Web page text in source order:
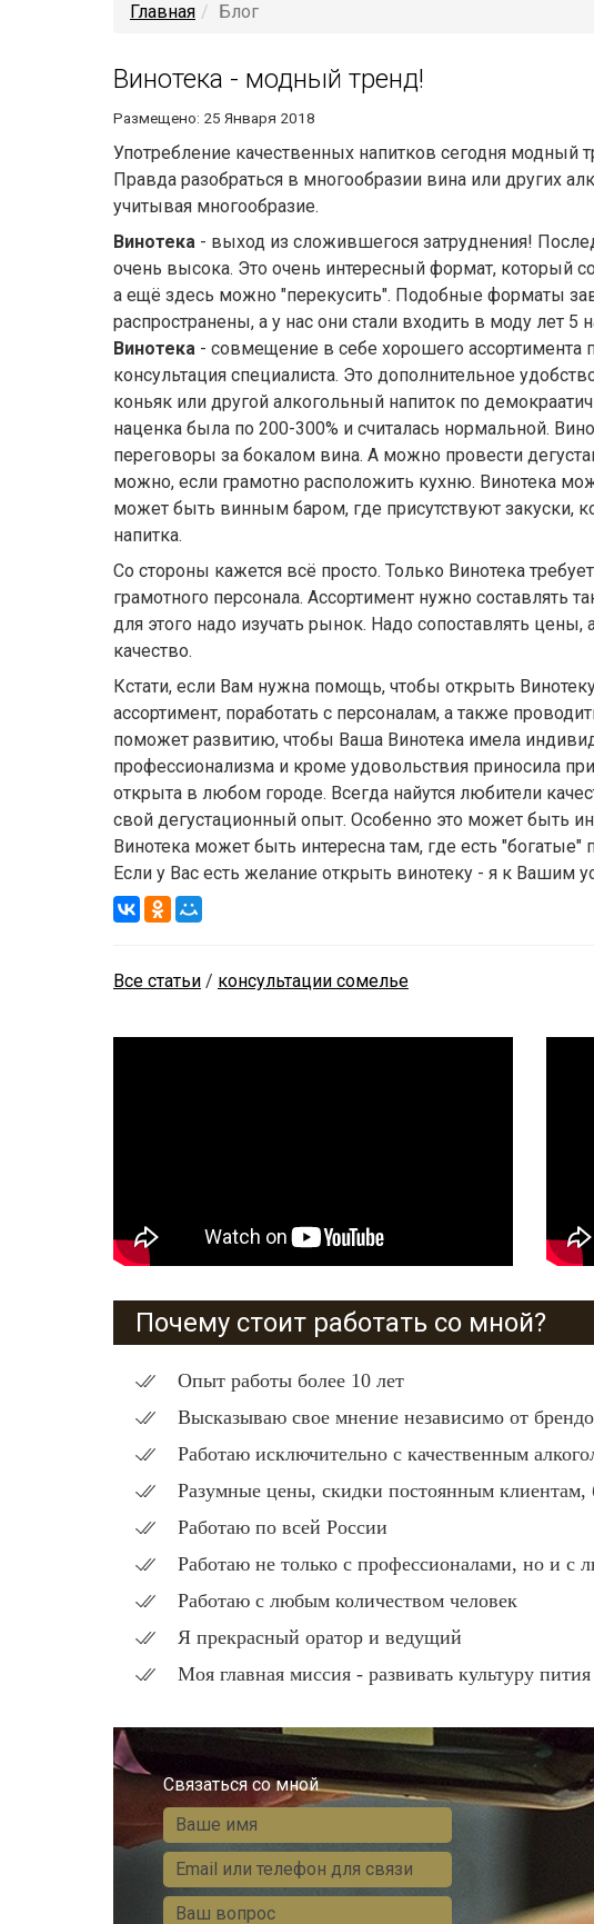
Главная Блог
Винотека - модный тренд!
Размещено: 25 Января 2018
Употребление качественных напитков сегодня модный
Правда разобраться в многообразии вина или других
учитывая многообразие.
Винотека - выход из сложившегося затруднения!
очень высока. Это очень интересный формат, который
а ещё здесь можно "перекусить". Подобные форматы
распространены, а у нас они стали входить в моду лет 5
Винотека - совмещение в себе хорошего ассортимента
консультация специалиста. Это дополнительное
коньяк или другой алкогольный напиток по
наценка была по 200-300% и считалась нормальной.
переговоры за бокалом вина. А можно провести
можно, если грамотно расположить кухню. Винотека
может быть винным баром, где присутствуют закуски,
напитка.
Со стороны кажется всё просто. Только Винотека
грамотного персонала. Ассортимент нужно составлять
для этого надо изучать рынок. Надо сопоставлять
качество.
Кстати, если Вам нужна помощь, чтобы открыть
ассортимент, поработать с персоналам, а также
поможет развитию, чтобы Ваша Винотека имела
профессионализма и кроме удовольствия приносила
открыта в любом городе. Всегда найутся любители
свой дегустационный опыт. Особенно это может быть
Винотека может быть интересна там, где есть "богатые"
Если у Вас есть желание открыть винотеку - я к Вашим
Все статьи / консультации сомелье
Почему стоит работать со мной?
Опыт работы более 10 лет
Высказываю свое мнение независимо от
Работаю исключительно с качественным
Разумные цены, скидки постоянным клиентам,
Работаю по всей России
Работаю не только с профессионалами, но и с
Работаю с любым количеством человек
Я прекрасный оратор и ведущий
Моя главная миссия - развивать культуру пития
Связаться со мной